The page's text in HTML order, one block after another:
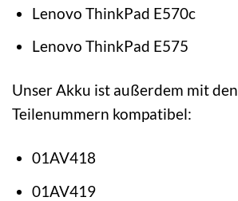
Lenovo ThinkPad E570c
Lenovo ThinkPad E575
Unser Akku ist außerdem mit
Teilenummern kompatibel:
01AV418
01AV419